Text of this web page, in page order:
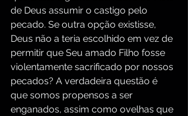
de Deus assumir o castigo pelo
pecado. Se outra opção existisse,
Deus não a teria escolhido em vez de
permitir que Seu amado Filho fosse
violentamente sacrificado por nossos
pecados? A verdadeira questão é
que somos propensos a ser
enganados, assim como ovelhas que